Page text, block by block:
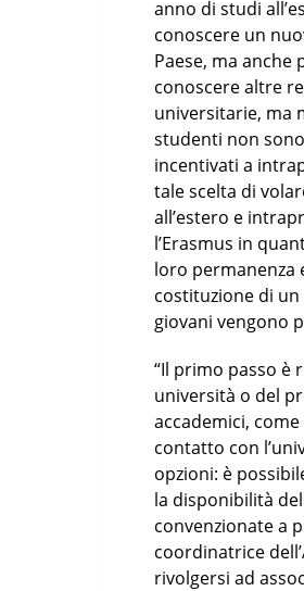
anno di studi
conoscere un
Paese, ma anche
conoscere altre
universitarie, ma
studenti non sono
incentivati a
tale scelta di
all’estero e
l’Erasmus in
loro permanenza
costituzione di
giovani vengono
“Il primo passo è
università o del
accademici,
contatto con
opzioni: è
la disponibilità
convenzionate a
coordinatrice
rivolgersi ad